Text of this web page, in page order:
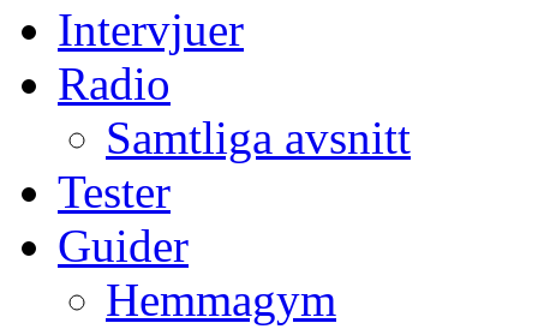
Intervjuer
Radio
Samtliga avsnitt
Tester
Guider
Hemmagym